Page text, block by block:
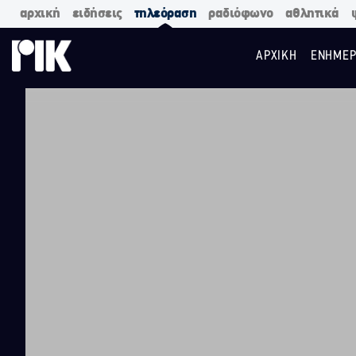
αρχική ειδήσεις τηλεόραση ραδιόφωνο αθλητικά
ΑΡΧΙΚΗ